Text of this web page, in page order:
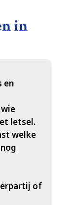
in
en
letsel.​
welke
of